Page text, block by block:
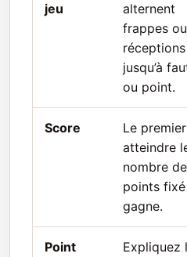
jeu
alternent
frappes ou
réceptions
jusqu’à
ou point.
Score
Le
atteindre
nombre de
points fixé
gagne.
Point
Expliquez